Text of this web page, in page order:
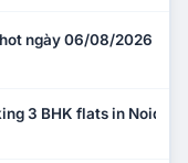
ngày 06/08/2026
3 BHK flats in Noida?